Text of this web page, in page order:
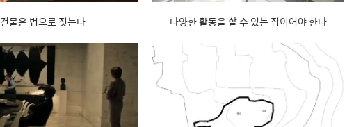
건물은 법으로 짓는다 다양한 활동을 할 수 있는 집이어야 한다